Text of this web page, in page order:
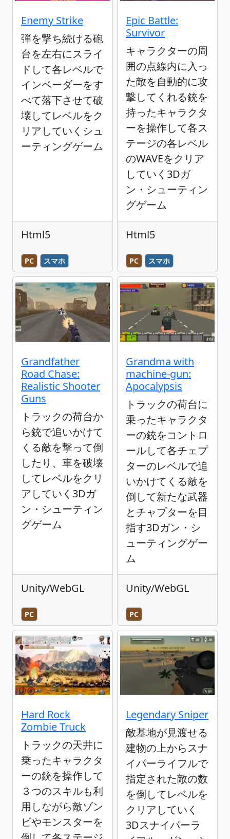
Enemy Strike
弾を撃ち続ける砲
台を左右にスライ
ドして各レベルで
インベーダーをす
べて落下させて破
壊してレベルをク
リアしていくシュ
ーティングゲーム
Html5
PC スマホ
Epic Battle:
Survivor
キャラクターの周
囲の点線内に入っ
た敵を自動的に攻
撃してくれる銃を
持ったキャラクタ
ーを操作して各ス
テージの各レベル
のWAVEをクリア
していく3Dガ
ン・シューティン
グゲーム
Html5
PC スマホ
Grandfather
Road Chase:
Realistic Shooter
Guns
トラックの荷台か
ら銃で追いかけて
くる敵を撃って倒
したり、車を破壊
してレベルをクリ
アしていく3Dガ
ン・シューティン
グゲーム
Unity/WebGL
PC
Grandma with
machine-gun:
Apocalypsis
トラックの荷台に
乗ったキャラクタ
ーの銃をコントロ
ールして各チェプ
ターのレベルで追
いかけてくる敵を
倒して新たな武器
とチャプターを目
指す3Dガン・シ
ューティングゲー
ム
Unity/WebGL
PC
Hard Rock
Zombie Truck
トラックの天井に
乗ったキャラクタ
ーの銃を操作して
３つのスキルも利
用しながら敵ゾン
ビやモンスターを
Legendary Sniper
敵基地が見渡せる
建物の上からスナ
イパーライフルで
指定された敵の数
を倒してレベルを
クリアしていく
3Dスナイパーラ